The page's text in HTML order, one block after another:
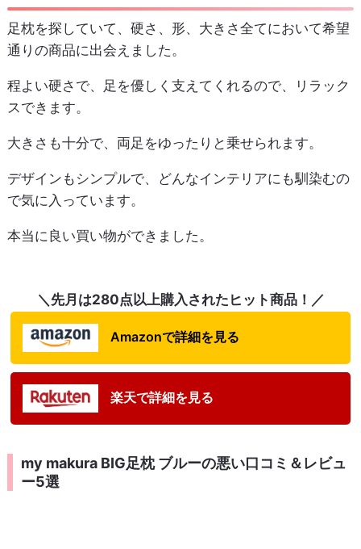
足枕を探していて、硬さ、形、大きさ全てにおいて希望
通りの商品に出会えました。
程よい硬さで、足を優しく支えてくれるので、リラック
スできます。
大きさも十分で、両足をゆったりと乗せられます。
デザインもシンプルで、どんなインテリアにも馴染むの
で気に入っています。
本当に良い買い物ができました。
＼先月は280点以上購入されたヒット商品！／
Amazonで詳細を見る
楽天で詳細を見る
my makura BIG足枕 ブルーの悪い口コミ＆レビュ
ー5選